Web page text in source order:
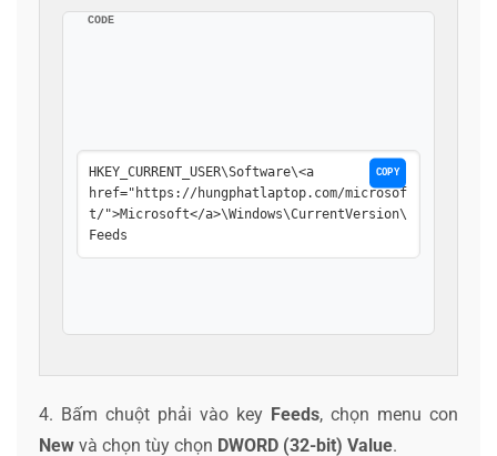
CODE
COPY
HKEY_CURRENT_USER\Software\<a
href="https://hungphatlaptop.com/microsof
t/">Microsoft</a>\Windows\CurrentVersion\
Feeds
4. Bấm chuột phải vào key Feeds, chọn menu con
New và chọn tùy chọn DWORD (32-bit) Value.